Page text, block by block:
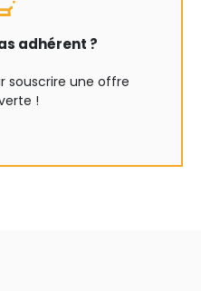
adhérent ?
souscrire une offre
!